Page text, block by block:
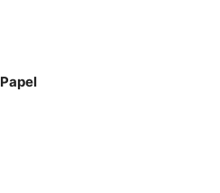
Papel